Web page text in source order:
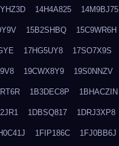
14H4A825 14M9BJ75
15B2SHBQ 15C9WR6H
17HG5UY8 17SO7X9S
19CWX8Y9 19S0NNZV
1B3DEC8P 1BHACZIN
1DBSQ817 1DRJ3XP8
1FIP186C 1FJ0BB6J